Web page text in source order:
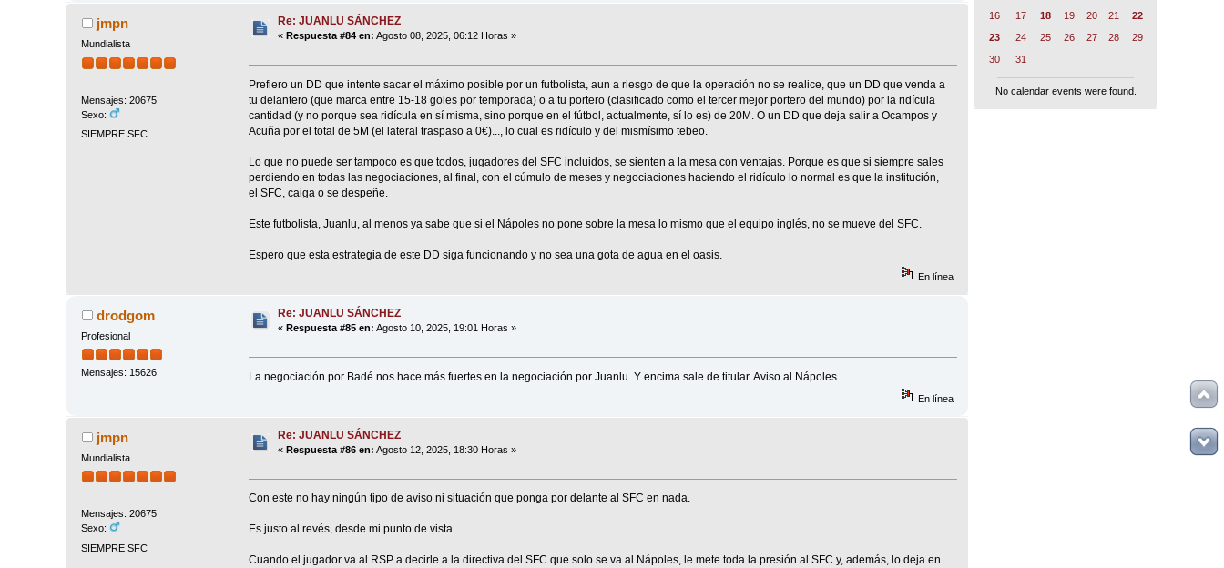
jmpn
Mundialista
Mensajes: 20675
Sexo:
SIEMPRE SFC
Re: JUANLU SÁNCHEZ
« Respuesta #84 en: Agosto 08, 2025, 06:12 Horas »
Prefiero un DD que intente sacar el máximo posible por un futbolista, aun a riesgo de que la operación no se realice, que un DD que venda a
tu delantero (que marca entre 15-18 goles por temporada) o a tu portero (clasificado como el tercer mejor portero del mundo) por la ridícula
cantidad (y no porque sea ridícula en sí misma, sino porque en el fútbol, actualmente, sí lo es) de 20M. O un DD que deja salir a Ocampos y
Acuña por el total de 5M (el lateral traspaso a 0€)..., lo cual es ridículo y del mismísimo tebeo.
Lo que no puede ser tampoco es que todos, jugadores del SFC incluidos, se sienten a la mesa con ventajas. Porque es que si siempre sales
perdiendo en todas las negociaciones, al final, con el cúmulo de meses y negociaciones haciendo el ridículo lo normal es que la institución,
el SFC, caiga o se despeñe.
Este futbolista, Juanlu, al menos ya sabe que si el Nápoles no pone sobre la mesa lo mismo que el equipo inglés, no se mueve del SFC.
Espero que esta estrategia de este DD siga funcionando y no sea una gota de agua en el oasis.
En línea
drodgom
Profesional
Mensajes: 15626
Re: JUANLU SÁNCHEZ
«Respuesta #85 en: Agosto 10, 2025, 19:01 Horas »
La negociación por Badé nos hace más fuertes en la negociación por Juanlu. Y encima sale de titular. Aviso al Nápoles.
En línea
jmpn
Mundialista
Mensajes: 20675
Sexo:
SIEMPRE SFC
Re: JUANLU SÁNCHEZ
«Respuesta #86 en: Agosto 12, 2025, 18:30 Horas »
Con este no hay ningún tipo de aviso ni situación que ponga por delante al SFC en nada.
Es justo al revés, desde mi punto de vista.
Cuando el jugador va al RSP a decirle a la directiva del SFC que solo se va al Nápoles, le mete toda la presión al SFC y, además, lo deja en
16
17 18 19 20 21
22
23
24 25 26 27 28
29
30
31
No calendar events were found.